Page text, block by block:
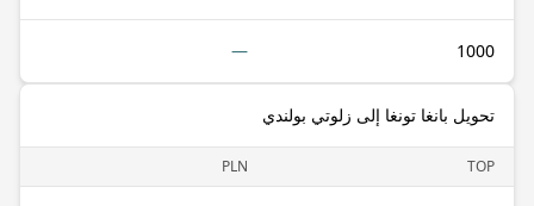
1000
—
تحويل بانغا تونغا إلى زلوتي بولندي
TOP
PLN